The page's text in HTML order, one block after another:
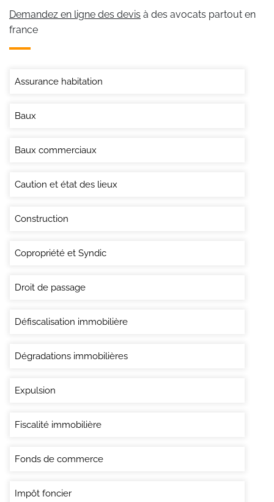
Demandez en ligne des devis à des avocats partout en
france
Assurance habitation
Baux
Baux commerciaux
Caution et état des lieux
Construction
Copropriété et Syndic
Droit de passage
Défiscalisation immobilière
Dégradations immobilières
Expulsion
Fiscalité immobilière
Fonds de commerce
Impôt foncier